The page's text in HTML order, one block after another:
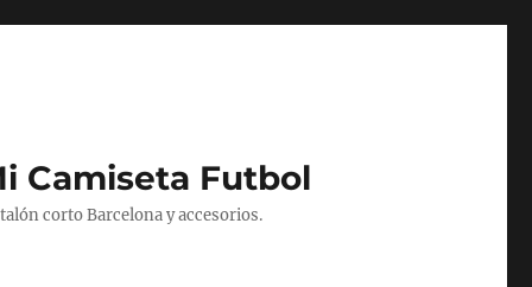
Camiseta Futbol
corto Barcelona y accesorios.